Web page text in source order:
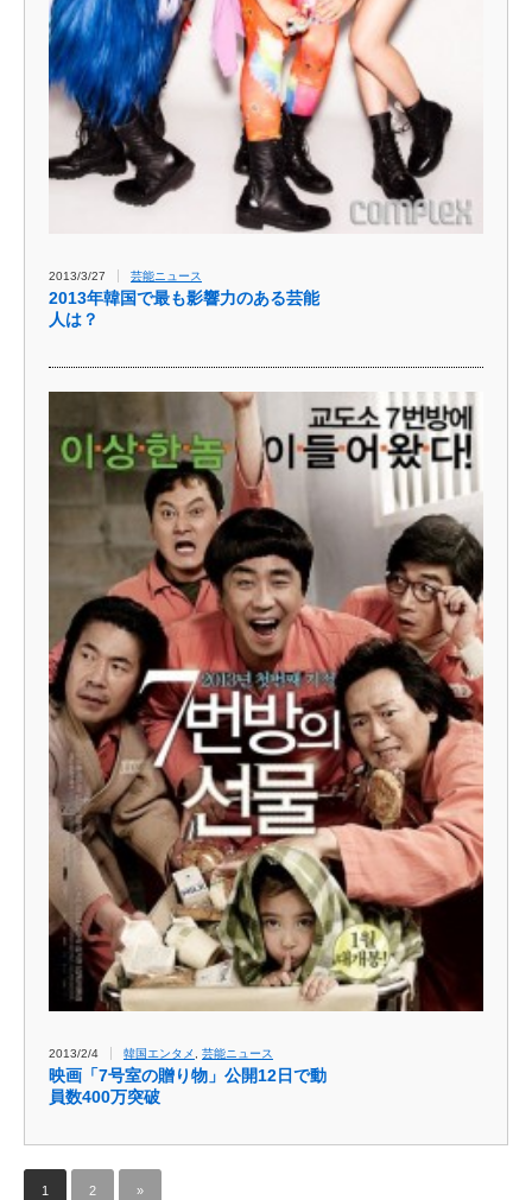
2013/3/27 芸能ニュース
2013年韓国で最も影響力のある芸能
人は？
2013/2/4 韓国エンタメ , 芸能ニュース
映画「7号室の贈り物」公開12日で動
員数400万突破
1 2 »